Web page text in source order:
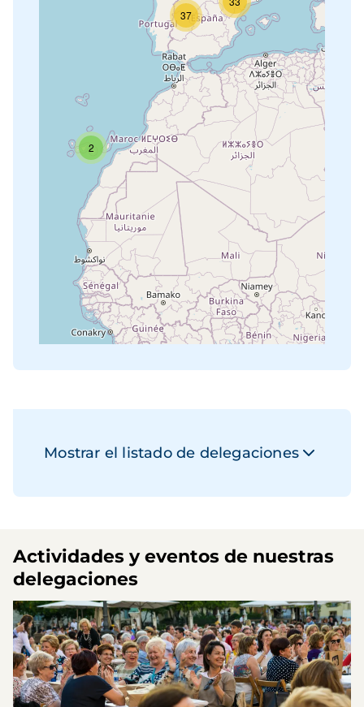
2
37
Mostrar el listado de delegaciones
Actividades y eventos de nuestras
delegaciones